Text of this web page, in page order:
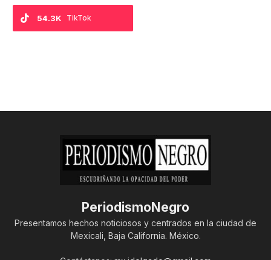
TikTok
54.3K
PeriodismoNegro
Presentamos hechos noticiosos y centrados en la ciudad de
Mexicali, Baja California. México.